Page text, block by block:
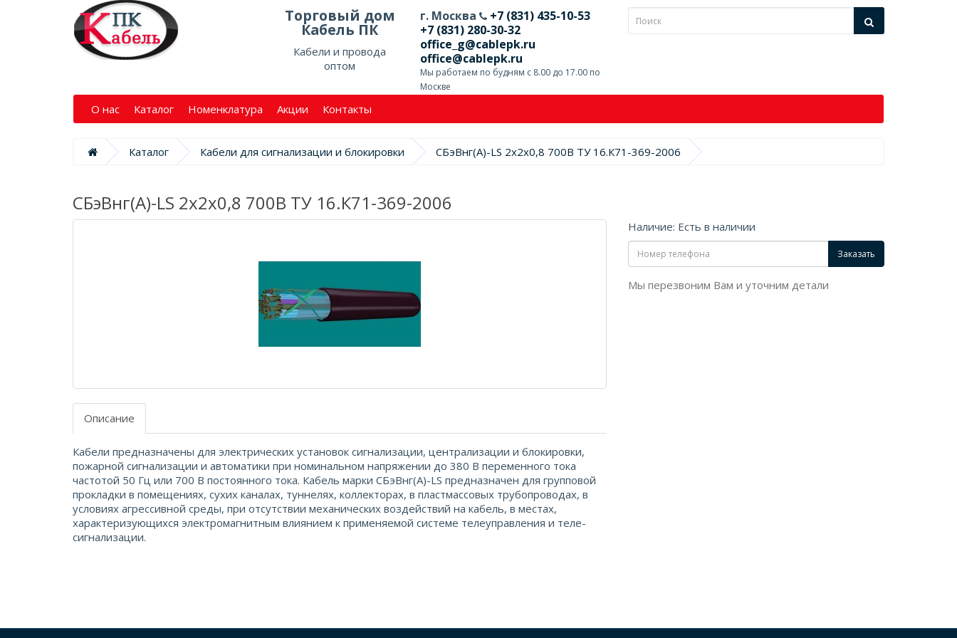
Торговый дом
Кабель ПК
Кабели и провода
оптом
г. Москва
+7 (831) 435-10-53
+7 (831) 280-30-32
office_g@cablepk.ru
office@cablepk.ru
Мы работаем по будням с 8.00 до 17.00 по
Москве
О нас Каталог Номенклатура Акции Контакты
Каталог Кабели для сигнализации и блокировки СБэВнг(А)-LS 2х2х0,8 700В ТУ 16.К71-369-2006
СБэВнг(А)-LS 2х2х0,8 700В ТУ 16.К71-369-2006
Описание
Кабели предназначены для электрических установок сигнализации, централизации и блокировки,
пожарной сигнализации и автоматики при номинальном напряжении до 380 В переменного тока
частотой 50 Гц или 700 В постоянного тока. Кабель марки СБэВнг(А)-LS предназначен для групповой
прокладки в помещениях, сухих каналах, туннелях, коллекторах, в пластмассовых трубопроводах, в
условиях агрессивной среды, при отсутствии механических воздействий на кабель, в местах,
характеризующихся электромагнитным влиянием к применяемой системе телеуправления и теле-
сигнализации.
Наличие: Есть в наличии
Заказать
Мы перезвоним Вам и уточним детали